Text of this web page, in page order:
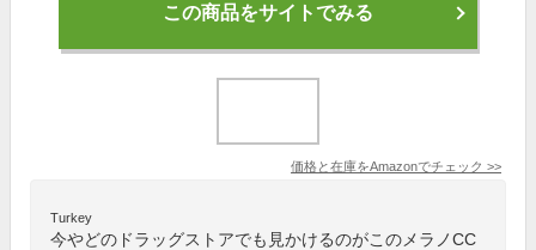
この商品をサイトでみる
価格と在庫をAmazonでチェック >>
Turkey
今やどのドラッグストアでも見かけるのがこのメラノCC